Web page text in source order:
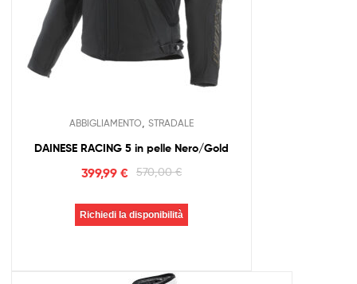
ABBIGLIAMENTO, STRADALE
DAINESE RACING 5 in pelle Nero/Gold
570,00€
399,99€
Richiedi la disponibilità